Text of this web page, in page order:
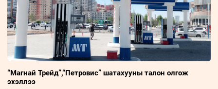
“Магнай Трейд”,“Петровис” шатахууны талон олгож
эхэллээ